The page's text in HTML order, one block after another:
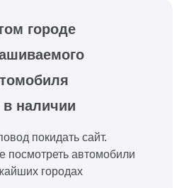
городе
в наличии
покидать сайт.
автомобили
городах